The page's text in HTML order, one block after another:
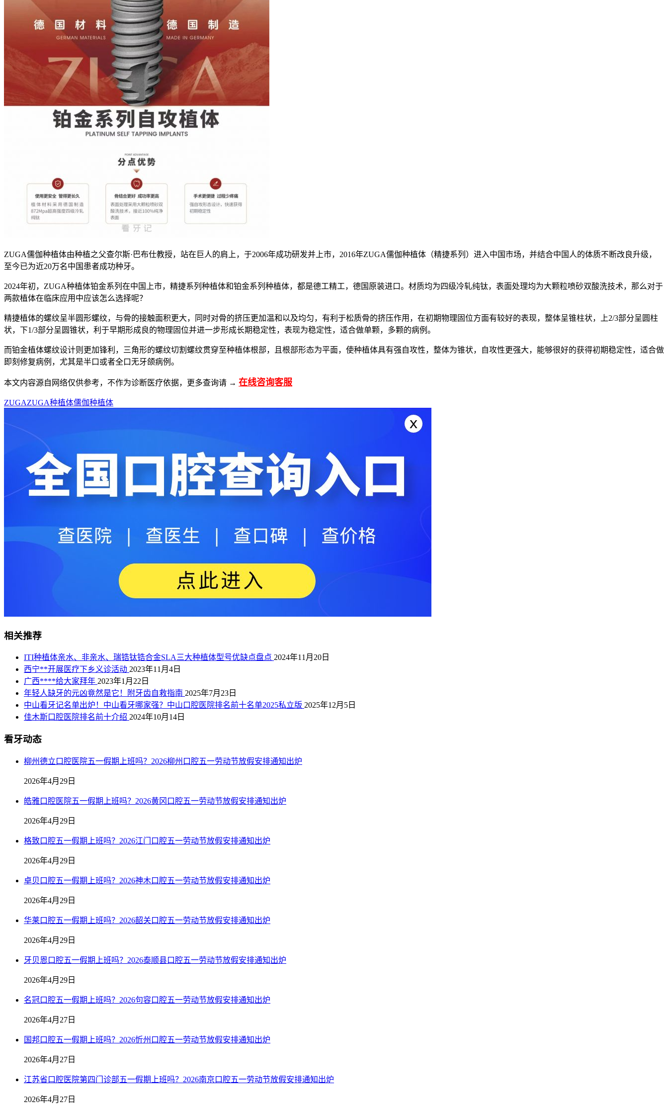
ZUGA儒伽种植体由种植之父查尔斯·巴布仕教授，站在巨人的肩上，于2006年成功研发并上市，2016年ZUGA儒伽种植体（精捷系列）进入中国市场，并结合中国人的体质不断改良升级，
至今已为近20万名中国患者成功种牙。
2024年初，ZUGA种植体铂金系列在中国上市，精捷系列种植体和铂金系列种植体，都是德工精工，德国原装进口。材质均为四级冷轧纯钛，表面处理均为大颗粒喷砂双酸洗技术，那么对于
两款植体在临床应用中应该怎么选择呢？
精捷植体的螺纹呈半圆形螺纹，与骨的接触面积更大，同时对骨的挤压更加温和以及均匀，有利于松质骨的挤压作用，在初期物理固位方面有较好的表现，整体呈锥柱状，上2/3部分呈圆柱
状，下1/3部分呈圆锥状，利于早期形成良的物理固位并进一步形成长期稳定性，表现为稳定性，适合做单颗，多颗的病例。
而铂金植体螺纹设计则更加锋利，三角形的螺纹切割螺纹贯穿至种植体根部，且根部形态为平面，使种植体具有强自攻性，整体为锥状，自攻性更强大，能够很好的获得初期稳定性，适合做
即刻修复病例，尤其是半口或者全口无牙颌病例。
本文内容源自网络仅供参考，不作为诊断医疗依据，更多查询请 → 在线咨询客服
ZUGAZUGA种植体儒伽种植体
相关推荐
ITI种植体亲水、非亲水、瑞锆钛锆合金SLA三大种植体型号优缺点盘点 2024年11月20日
西宁**开展医疗下乡义诊活动 2023年11月4日
广西****给大家拜年 2023年1月22日
年轻人缺牙的元凶竟然是它！附牙齿自救指南 2025年7月23日
中山看牙记名单出炉！中山看牙哪家强？中山口腔医院排名前十名单2025私立版 2025年12月5日
佳木斯口腔医院排名前十介绍 2024年10月14日
看牙动态
柳州德立口腔医院五一假期上班吗？2026柳州口腔五一劳动节放假安排通知出炉
2026年4月29日
皓雅口腔医院五一假期上班吗？2026黄冈口腔五一劳动节放假安排通知出炉
2026年4月29日
格致口腔五一假期上班吗？2026江门口腔五一劳动节放假安排通知出炉
2026年4月29日
卓贝口腔五一假期上班吗？2026神木口腔五一劳动节放假安排通知出炉
2026年4月29日
华莱口腔五一假期上班吗？2026韶关口腔五一劳动节放假安排通知出炉
2026年4月29日
牙贝恩口腔五一假期上班吗？2026泰顺县口腔五一劳动节放假安排通知出炉
2026年4月29日
名冠口腔五一假期上班吗？2026句容口腔五一劳动节放假安排通知出炉
2026年4月27日
国邦口腔五一假期上班吗？2026忻州口腔五一劳动节放假安排通知出炉
2026年4月27日
江苏省口腔医院第四门诊部五一假期上班吗？2026南京口腔五一劳动节放假安排通知出炉
2026年4月27日